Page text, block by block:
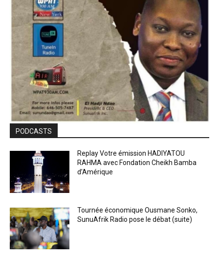
PODCASTS
Replay Votre émission HADIYATOU
RAHMA avec Fondation Cheikh Bamba
d’Amérique
Tournée économique Ousmane Sonko,
SunuAfrik Radio pose le débat (suite)